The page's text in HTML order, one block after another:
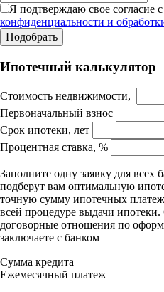
Я подтверждаю свое согласие с
конфиденциальности и
Ипотечный калькулятор
Стоимость недвижимости,
Первоначальный взнос
Срок ипотеки, лет
Процентная ставка, %
Заполните одну заявку для всех
подберут вам оптимальную
точную сумму ипотечных
всей процедуре выдачи
договорные отношения по
заключаете с банком
Сумма кредита
Ежемесячный платеж